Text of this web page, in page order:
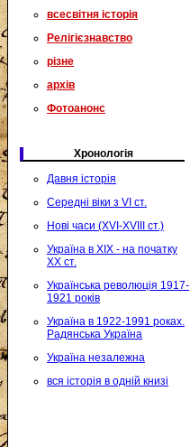
всесвітня історія
Релігієзнавство
різне
архів
Фотоанонс
Хронологія
Давня історія
Середні віки з VI ст.
Нові часи (XVI-XVIII ст.)
Україна в XIX - на початку
XX ст.
Українська революція 1917-
1921 років
Україна в 1922-1991 роках.
Радянська Україна
Україна незалежна
вся історія в одній книзі